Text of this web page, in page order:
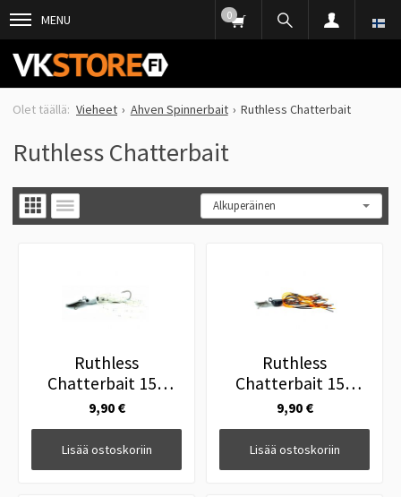
MENU 0
Vieheet Ahven Spinnerbait Ruthless Chatterbait
Ruthless Chatterbait
Ruthless
Chatterbait 15g
White
9,90 €
Lisää ostoskoriin
Ruthless
Chatterbait 15g
Black
9,90 €
Lisää ostoskoriin